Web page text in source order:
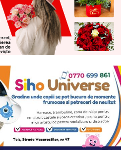
Ionuț Parghel
2de 2